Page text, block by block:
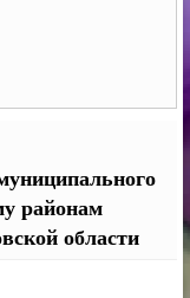
районам
области